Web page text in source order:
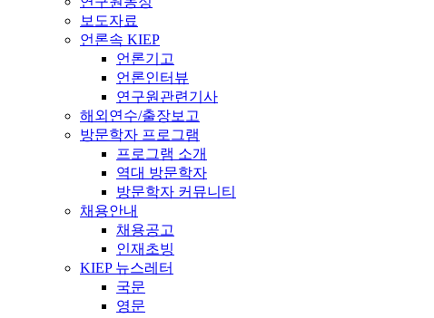
보도자료
언론속 KIEP
언론기고
언론인터뷰
연구원관련기사
해외연수/출장보고
방문학자 프로그램
프로그램 소개
역대 방문학자
방문학자 커뮤니티
채용안내
채용공고
인재초빙
KIEP 뉴스레터
국문
영문